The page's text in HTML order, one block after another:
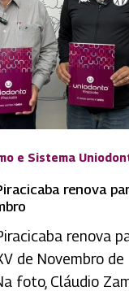
e Sistema
renova
renova
de Novembro de
foto, Cláudio